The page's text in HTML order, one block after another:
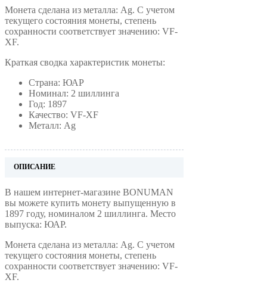
Монета сделана из металла: Ag. С учетом
текущего состояния монеты, степень
сохранности соответствует значению: VF-
XF.
Краткая сводка характеристик монеты:
Страна: ЮАР
Номинал: 2 шиллинга
Год: 1897
Качество: VF-XF
Металл: Ag
ОПИСАНИЕ
В нашем интернет-магазине BONUMAN
вы можете купить монету выпущенную в
1897 году, номиналом 2 шиллинга. Место
выпуска: ЮАР.
Монета сделана из металла: Ag. С учетом
текущего состояния монеты, степень
сохранности соответствует значению: VF-
XF.